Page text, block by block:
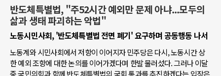
반도체특별법, "주52시간 예외만 문제 아냐...모두의
삶과 생태 파괴하는 악법"
노동시민사회, '반도체특별법 전면 폐기' 요구하며 공동행동 나서
노동계와 시민사회에서 저항이 이어지자 민주당은 다시, 노동시간 상
한 예외 조항에 대한 논의를 이어가겠다며 한발 물러섰다. 그러나 이달
중 국민의힘과 함께 반도체특별법의 국회 통과를 추진하겠다는 입장은